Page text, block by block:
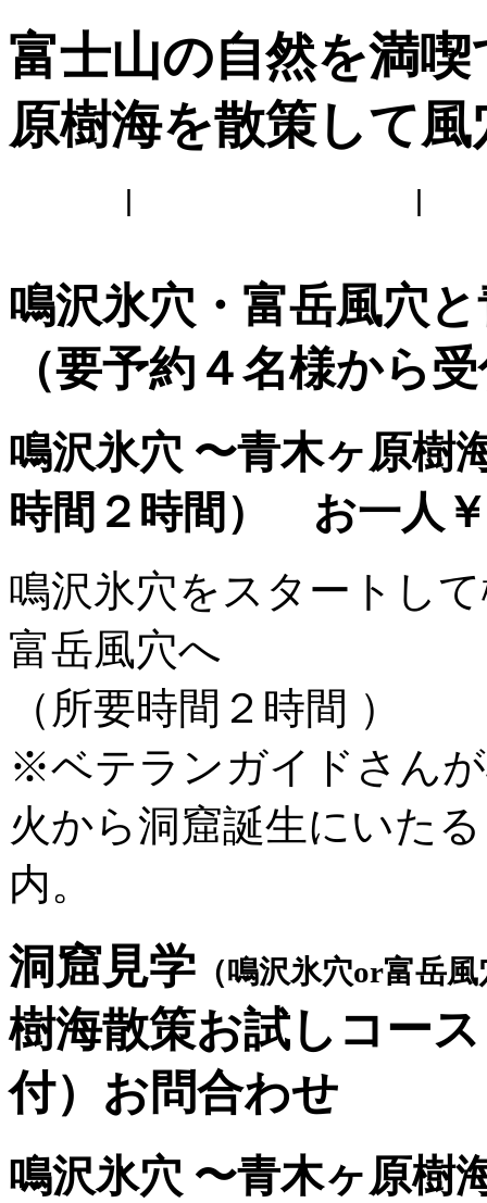
富士山の自然を満
原樹海を散策して
鳴沢氷穴・富岳風穴
（要予約４名様か
鳴沢氷穴 〜青木ヶ原
時間２時間） お一人
鳴沢氷穴をスタートし
富岳風穴へ
（所要時間２時間 ）
※ベテランガイドさん
火から洞窟誕生にいた
内。
洞窟見学 （鳴沢氷穴or富岳
樹海散策お試しコー
付）お問合わせ
鳴沢氷穴 〜青木ヶ原樹